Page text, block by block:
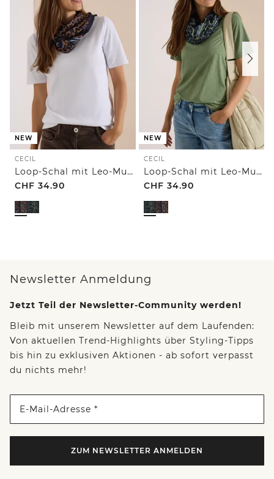
NEW
CECIL
Loop-Schal mit Leo-Muster
CHF 34.90
NEW
CECIL
Loop-Schal mit Leo-Muster
CHF 34.90
Newsletter Anmeldung
Jetzt Teil der Newsletter-Community werden!
Bleib mit unserem Newsletter auf dem Laufenden:
Von aktuellen Trend-Highlights über Styling-Tipps
bis hin zu exklusiven Aktionen - ab sofort verpasst
du nichts mehr!
E-Mail-Adresse *
ZUM NEWSLETTER ANMELDEN